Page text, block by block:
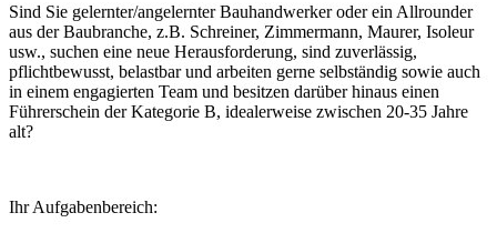
Sind Sie gelernter/angelernter Bauhandwerker oder ein Allrounder
aus der Baubranche, z.B. Schreiner, Zimmermann, Maurer, Isoleur
usw., suchen eine neue Herausforderung, sind zuverlässig,
pflichtbewusst, belastbar und arbeiten gerne selbständig sowie auch
in einem engagierten Team und besitzen darüber hinaus einen
Führerschein der Kategorie B, idealerweise zwischen 20-35 Jahre
alt?
Ihr Aufgabenbereich: